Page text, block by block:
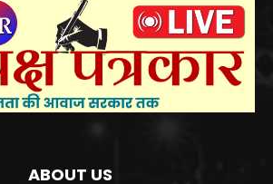
ABOUT US